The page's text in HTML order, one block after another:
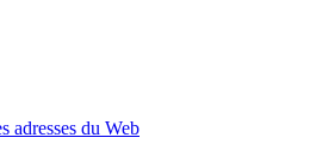
adresses du Web